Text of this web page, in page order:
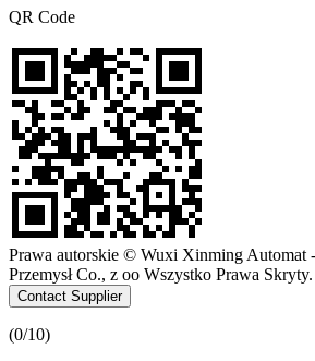
QR Code
Prawa autorskie © Wuxi Xinming Automat
Przemysł Co., z oo Wszystko Prawa Skryty.
Contact Supplier
(0/10)